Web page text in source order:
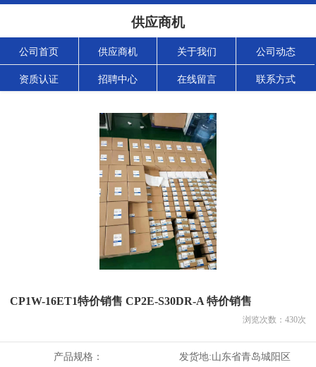
供应商机
公司首页 供应商机 关于我们 公司动态
资质认证 招聘中心 在线留言 联系方式
CP1W-16ET1特价销售 CP2E-S30DR-A 特价销售
浏览次数： 430次
产品规格： 发货地:山东省青岛城阳区